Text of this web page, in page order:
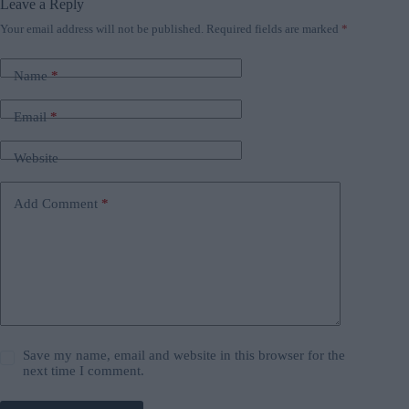
Leave a Reply
Your email address will not be published. Required fields are marked *
Name*
Email*
Website
Add Comment *
Save my name, email and website in this browser for the
next time I comment.